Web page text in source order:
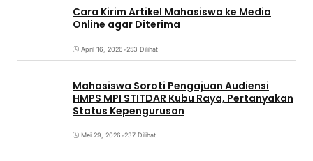
Cara Kirim Artikel Mahasiswa ke Media
Online agar Diterima
April 16, 2026•253 Dilihat
Mahasiswa Soroti Pengajuan Audiensi
HMPS MPI STITDAR Kubu Raya, Pertanyakan
Status Kepengurusan
Mei 29, 2026•237 Dilihat